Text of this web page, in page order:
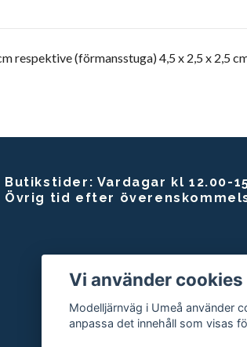
respektive (förmansstuga) 4,5 x 2,5 x 2,5
Butikstider: Vardagar kl 12.00-
Övrig tid efter
Vi använder cookies
Modelljärnväg i Umeå använder
anpassa det innehåll som visas